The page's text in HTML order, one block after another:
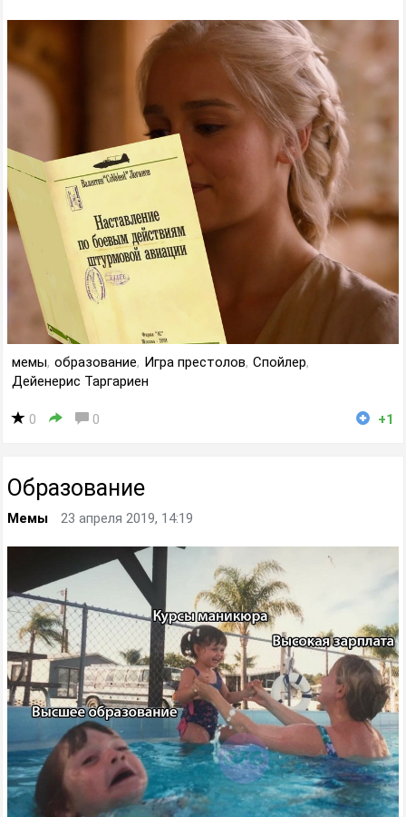
мемы, образование, Игра престолов, Спойлер,
Дейенерис Таргариен
0 0 +1
Образование
Мемы 23 апреля 2019, 14:19